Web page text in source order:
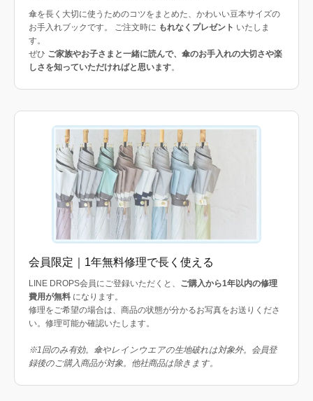
傘を長く大切に使うためのコツをまとめた、かわいい豆本サイズの
お手入れブックです。 ご注文時に もれなくプレゼント いたしま
す。
ぜひ ご家族やお子さまと一緒に読んで、傘のお手入れの大切さや楽
しさを知っていただければと思います。
会員限定｜1年無料修理で長く使える
LINE DROPS会員にご登録いただくと、 ご購入から1年以内の修理
費用が無料 になります。
修理をご希望の場合は、商品の状態が分かるお写真をお送りくださ
い。修理可能か確認いたします。
※1回のみ有効。傘やレインウエアの生地破れは対象外。会員登
録後のご購入商品が対象。他社商品は除きます。